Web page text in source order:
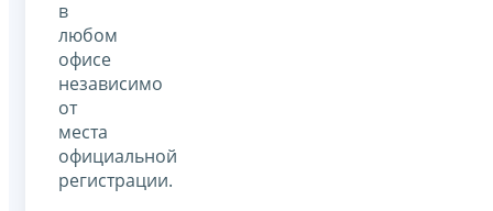
в
любом
офисе
независимо
от
места
официальной
регистрации.